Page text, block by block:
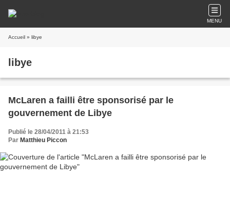
MENU
Accueil » libye
libye
McLaren a failli être sponsorisé par le
gouvernement de Libye
Publié le 28/04/2011 à 21:53
Par Matthieu Piccon